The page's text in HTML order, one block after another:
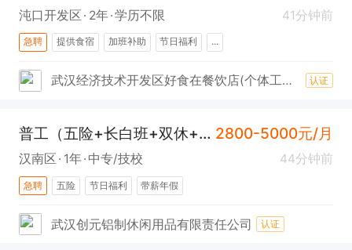
沌口开发区 2年 学历不限 41分钟前
急聘 提供食宿 加班补助 节日福利 ...
武汉经济技术开发区好食在餐饮店(个体工商户) 认证
普工（五险+长白班+双休+汉南） 2800-5000元/月
汉南区 1年 中专/技校 44分钟前
急聘 五险 节日福利 带薪年假
武汉创元铝制休闲用品有限责任公司 认证